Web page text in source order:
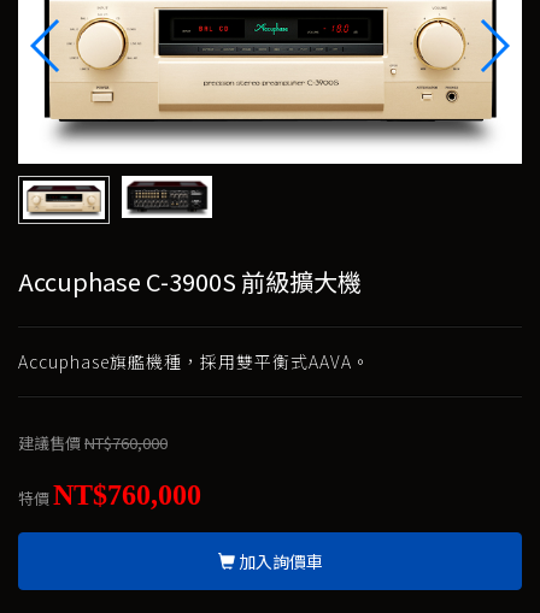
Accuphase C-3900S 前級擴大機
Accuphase旗艦機種，採用雙平衡式AAVA。
建議售價NT$760,000
特價NT$760,000
加入詢價車